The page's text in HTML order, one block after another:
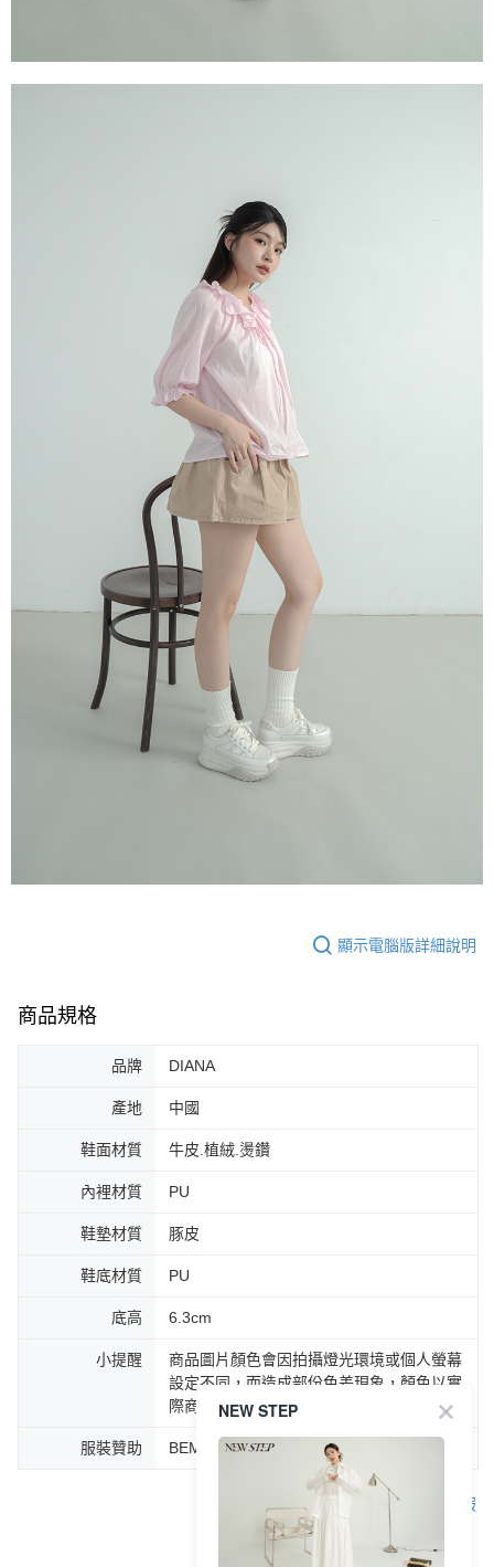
顯示電腦版詳細說明
商品規格
品牌 DIANA
產地 中國
鞋面材質 牛皮.植絨.燙鑽
內裡材質 PU
鞋墊材質 豚皮
鞋底材質 PU
底高 6.3cm
小提醒
商品圖片顏色會因拍攝燈光環境或個人螢幕
設定不同，而造成部份色差現象，顏色以實
際商品為主。
服裝贊助 BEMOOD(bemood.pse.is/DAINA)
客服
NEW STEP